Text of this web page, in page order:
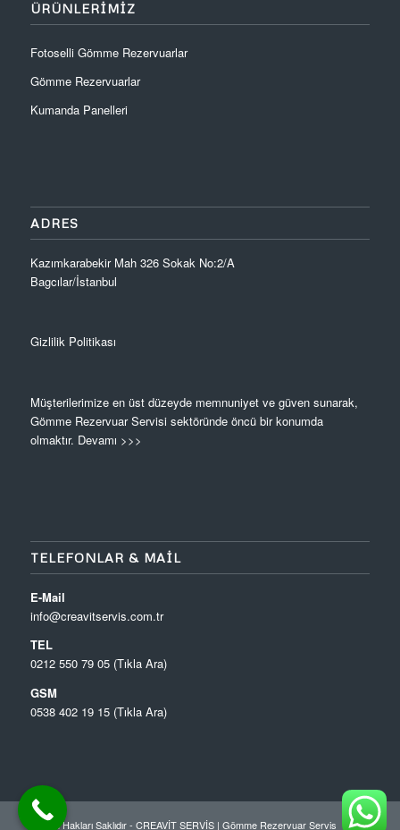
ÜRÜNLERIMIZ
Fotoselli Gömme Rezervuarlar
Gömme Rezervuarlar
Kumanda Panelleri
ADRES
Kazımkarabekir Mah 326 Sokak No:2/A
Bagcılar/İstanbul
Gizlilik Politikası
Müşterilerimize en üst düzeyde memnuniyet ve güven sunarak,
Gömme Rezervuar Servisi sektöründe öncü bir konumda
olmaktır. Devamı >>>
TELEFONLAR & MAIL
E-Mail
info@creavitservis.com.tr
TEL
0212 550 79 05 (Tıkla Ara)
GSM
0538 402 19 15 (Tıkla Ara)
© Tüm Hakları Saklıdır - CREAVİT SERVİS | Gömme Rezervuar Servis